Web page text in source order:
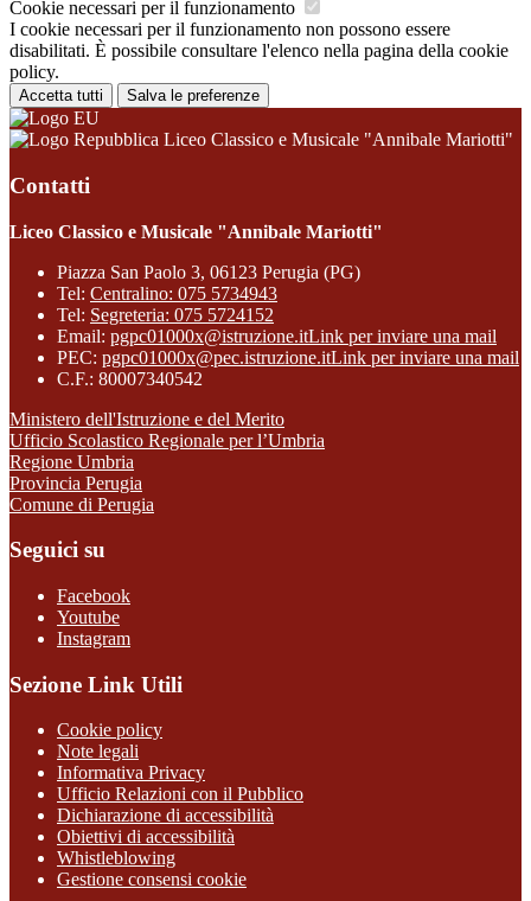
Cookie necessari per il funzionamento
I cookie necessari per il funzionamento non possono essere
disabilitati. È possibile consultare l'elenco nella pagina della cookie
policy.
Accetta tutti Salva le preferenze
Liceo Classico e Musicale "Annibale Mariotti"
Contatti
Liceo Classico e Musicale "Annibale Mariotti"
Piazza San Paolo 3, 06123 Perugia (PG)
Tel: Centralino: 075 5734943
Tel: Segreteria: 075 5724152
Email: pgpc01000x@istruzione.itLink per inviare una mail
PEC: pgpc01000x@pec.istruzione.itLink per inviare una mail
C.F.: 80007340542
Ministero dell'Istruzione e del Merito
Ufficio Scolastico Regionale per l’Umbria
Regione Umbria
Provincia Perugia
Comune di Perugia
Seguici su
Facebook
Youtube
Instagram
Sezione Link Utili
Cookie policy
Note legali
Informativa Privacy
Ufficio Relazioni con il Pubblico
Dichiarazione di accessibilità
Obiettivi di accessibilità
Whistleblowing
Gestione consensi cookie